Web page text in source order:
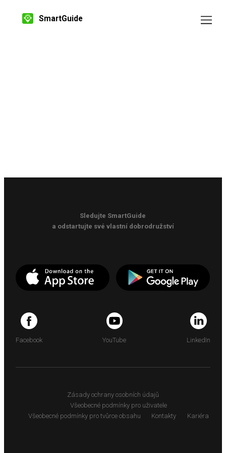
SmartGuide
Sledujte SmartGuide
a odstartujte své vlastní dobrodružství
Facebook YouTube LinkedIn
Zásady ochrany osobních údajů
Všeobecné podmínky pro uživatele
Všeobecné podmínky pro tvůrce obsahu
Kontakty Kariéra